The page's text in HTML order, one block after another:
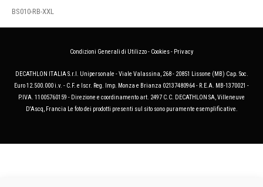
BS010-RB-XXL
Condizioni Generali di Utilizzo- Cookies- Privacy
DECATHLON ITALIA S.r.l. Unipersonale - Viale Valassina, 268 - 20851 Lissone (MB) Cap. Soc.
Euro 12.500.000 i.v. - C.F. e Iscr. Reg. Imp. Monza e Brianza 02137480964 - R.E.A. MB-1370021 -
P.IVA. 11005760159 - Direzione e coordinamento art. 2497 C.C. DECATHLON SA, Villeneuve
D'Ascq, Francia Le foto dei prodotti presenti sul sito sono puramente esemplificative.